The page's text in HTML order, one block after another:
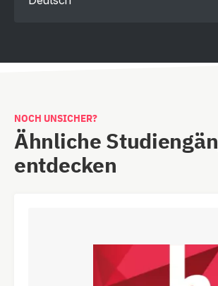
NOCH UNSICHER?
Ähnliche
entdecken